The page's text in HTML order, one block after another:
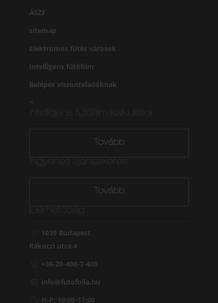
ÁSZF
sitemap
Elektromos fűtés városok
Intelligens fűtőfilm
Belépés viszonteladóknak
<
Tovább
Tovább
1039 Budapest
Rákoczi utca 4
+36-20-400-7-400
info@futofolia.hu
H-P: 10:00-17:00